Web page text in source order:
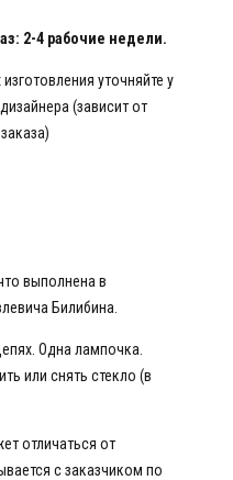
2-4 рабочие недели.
уточняйте у
(зависит от
выполнена в
Билибина.
Одна лампочка.
или снять стекло (в
отличаться от
с заказчиком по